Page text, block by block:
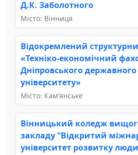
Д.К. Заболотного
Місто: Вінниця
Відокремлений
«Техніко-економічний
Дніпровського державного
університету»
Місто: Кам'янське
Вінницький коледж
закладу “Відкритий
університет розвитку